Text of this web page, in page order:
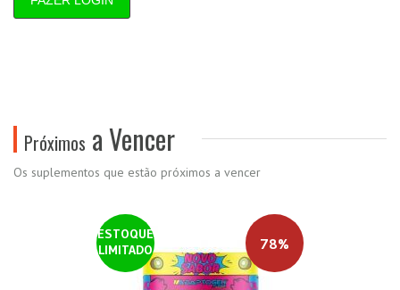
Próximos a Vencer
Os suplementos que estão próximos a vencer
ESTOQUE
LIMITADO
78%